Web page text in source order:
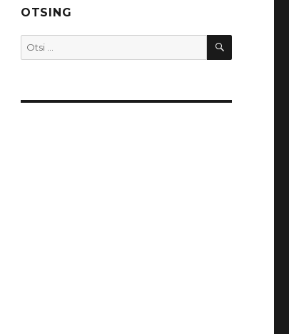
OTSING
Otsi: OTSI